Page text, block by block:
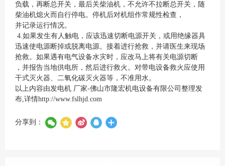
负载，再断总开关，最后关柴油机，不允许不拉断总开关，随
柴油机熄火而自行停电。停机后对机组作常规性检查，
并记录运行情况。
4.如果发生有人触电，应该迅速切断电源开关，或用绝缘器具
迅速使电源断掉或脱离电源。接着进行抢救，并请医生来现场
抢救。如果遇有电气设备水灾时，应改马上将有关电源切断
，并报告当地供电所，然后进行救火。对带电设备救火应使用
干式灭火器、二氧化碳灭火器等，不准用水。
以上内容由发电机 厂家-佛山市隆宏机电设备有限公司整理发
布,详情http://www.fslhjd.com
分享到：